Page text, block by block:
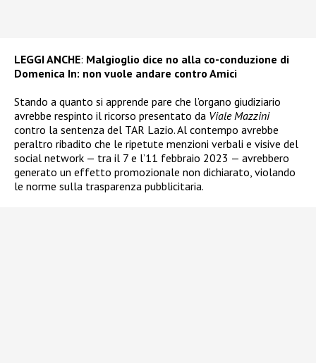
LEGGI ANCHE: Malgioglio dice no alla co-conduzione di
Domenica In: non vuole andare contro Amici
Stando a quanto si apprende pare che l’organo giudiziario
avrebbe respinto il ricorso presentato da Viale Mazzini
contro la sentenza del TAR Lazio. Al contempo avrebbe
peraltro ribadito che le ripetute menzioni verbali e visive del
social network — tra il 7 e l’11 febbraio 2023 — avrebbero
generato un effetto promozionale non dichiarato, violando
le norme sulla trasparenza pubblicitaria.